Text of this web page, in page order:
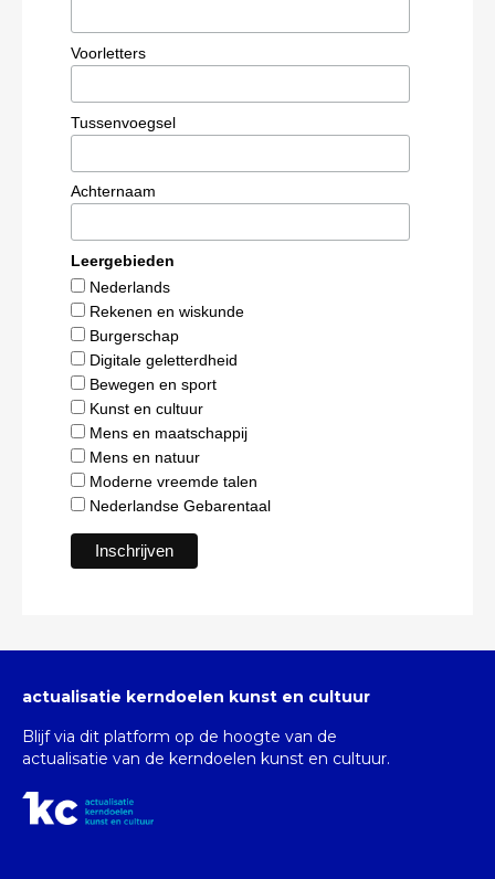
Voorletters
Tussenvoegsel
Achternaam
Leergebieden
Nederlands
Rekenen en wiskunde
Burgerschap
Digitale geletterdheid
Bewegen en sport
Kunst en cultuur
Mens en maatschappij
Mens en natuur
Moderne vreemde talen
Nederlandse Gebarentaal
actualisatie kerndoelen kunst en cultuur
Blijf via dit platform op de hoogte van de
actualisatie van de kerndoelen kunst en cultuur.